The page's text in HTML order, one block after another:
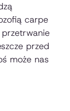
carpe
przed
może nas